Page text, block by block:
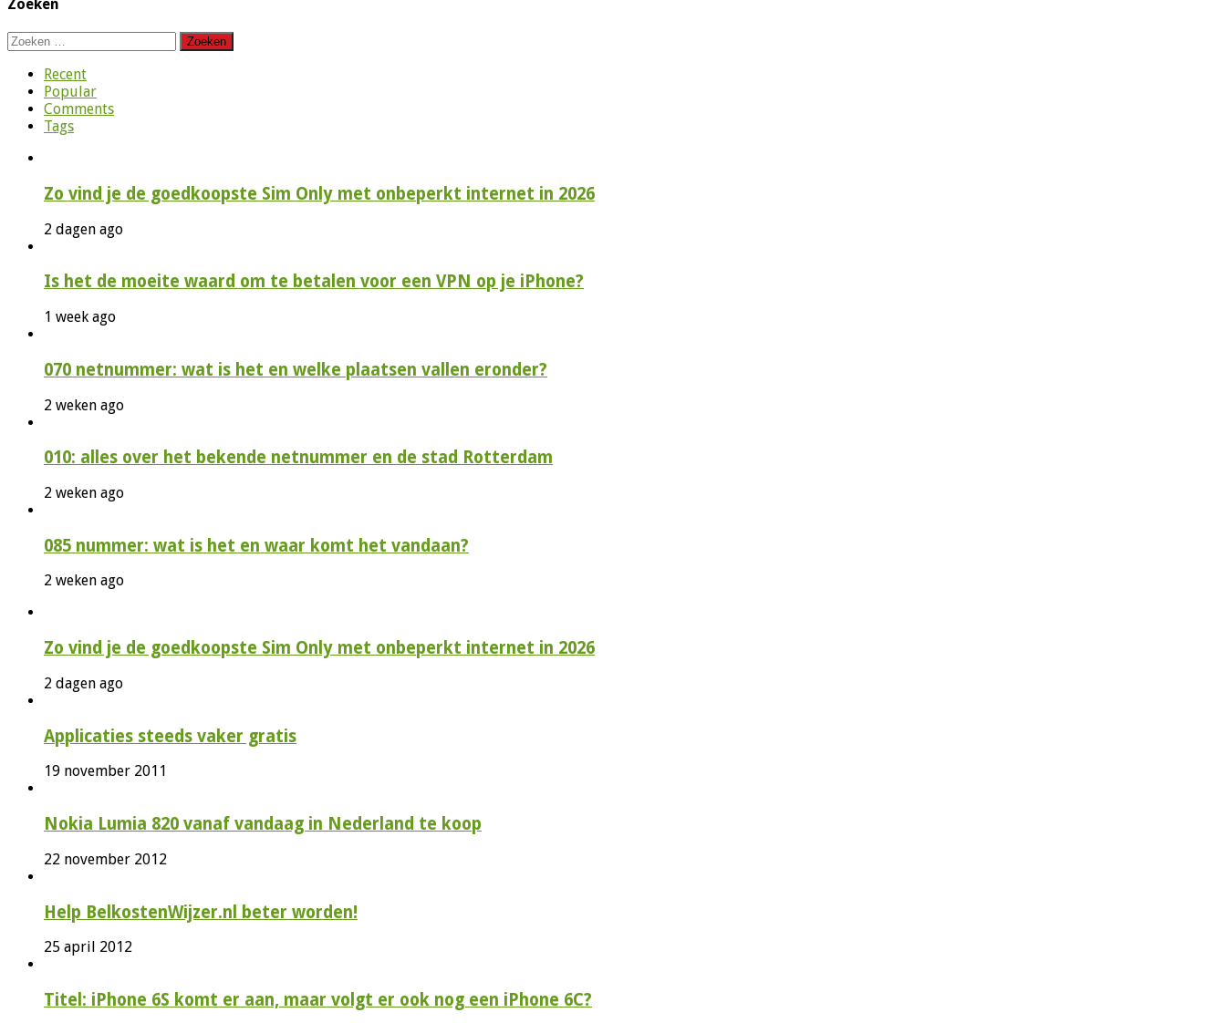
Zoeken
Zoeken
Recent
Popular
Comments
Tags
Zo vind je de goedkoopste Sim Only met onbeperkt internet in 2026
2 dagen ago
Is het de moeite waard om te betalen voor een VPN op je iPhone?
1 week ago
070 netnummer: wat is het en welke plaatsen vallen eronder?
2 weken ago
010: alles over het bekende netnummer en de stad Rotterdam
2 weken ago
085 nummer: wat is het en waar komt het vandaan?
2 weken ago
Zo vind je de goedkoopste Sim Only met onbeperkt internet in 2026
2 dagen ago
Applicaties steeds vaker gratis
19 november 2011
Nokia Lumia 820 vanaf vandaag in Nederland te koop
22 november 2012
Help BelkostenWijzer.nl beter worden!
25 april 2012
Titel: iPhone 6S komt er aan, maar volgt er ook nog een iPhone 6C?